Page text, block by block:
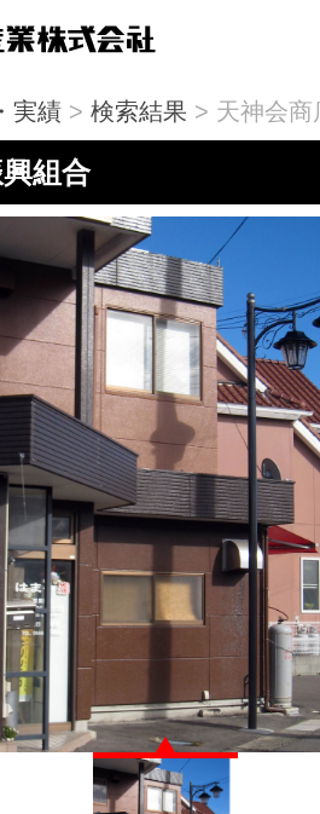
実績 > 検索結果 > 天神会商
組合